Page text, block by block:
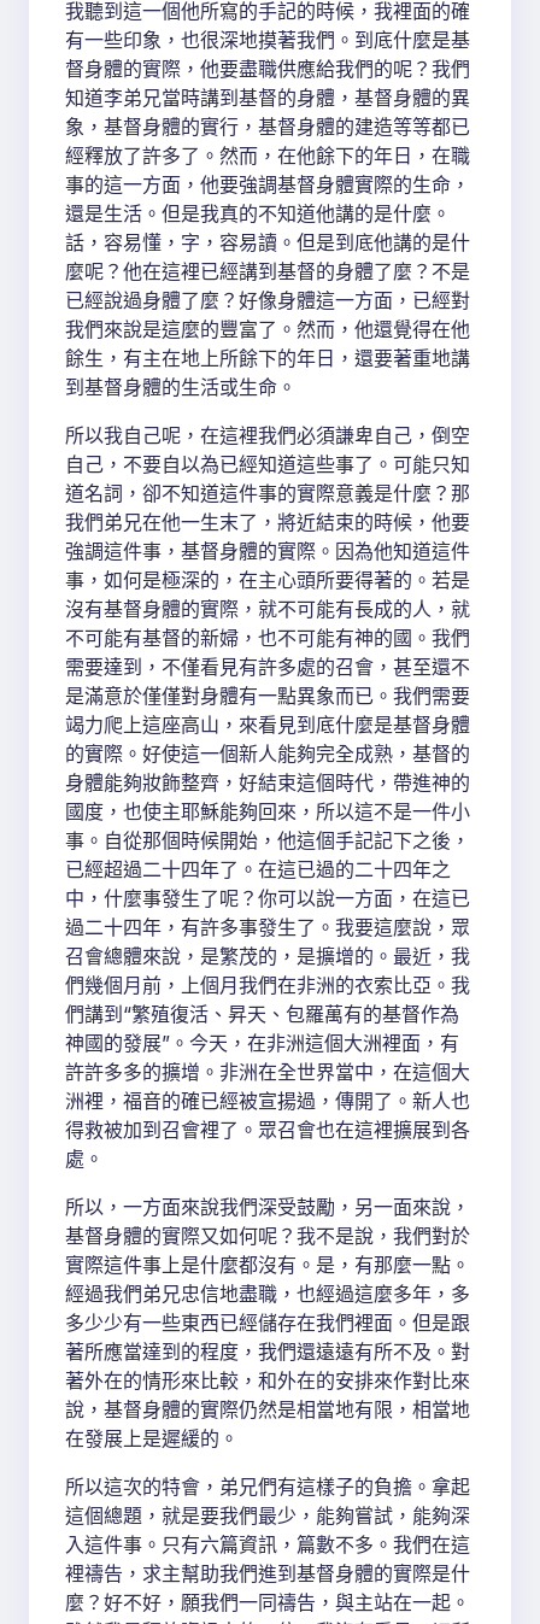
我聽到這一個他所寫的手記的時候，我裡面的確
有一些印象，也很深地摸著我們。到底什麼是基
督身體的實際，他要盡職供應給我們的呢？我們
知道李弟兄當時講到基督的身體，基督身體的異
象，基督身體的實行，基督身體的建造等等都已
經釋放了許多了。然而，在他餘下的年日，在職
事的這一方面，他要強調基督身體實際的生命，
還是生活。但是我真的不知道他講的是什麼。
話，容易懂，字，容易讀。但是到底他講的是什
麼呢？他在這裡已經講到基督的身體了麼？不是
已經說過身體了麼？好像身體這一方面，已經對
我們來說是這麼的豐富了。然而，他還覺得在他
餘生，有主在地上所餘下的年日，還要著重地講
到基督身體的生活或生命。
所以我自己呢，在這裡我們必須謙卑自己，倒空
自己，不要自以為已經知道這些事了。可能只知
道名詞，卻不知道這件事的實際意義是什麼？那
我們弟兄在他一生末了，將近結束的時候，他要
強調這件事，基督身體的實際。因為他知道這件
事，如何是極深的，在主心頭所要得著的。若是
沒有基督身體的實際，就不可能有長成的人，就
不可能有基督的新婦，也不可能有神的國。我們
需要達到，不僅看見有許多處的召會，甚至還不
是滿意於僅僅對身體有一點異象而已。我們需要
竭力爬上這座高山，來看見到底什麼是基督身體
的實際。好使這一個新人能夠完全成熟，基督的
身體能夠妝飾整齊，好結束這個時代，帶進神的
國度，也使主耶穌能夠回來，所以這不是一件小
事。自從那個時候開始，他這個手記記下之後，
已經超過二十四年了。在這已過的二十四年之
中，什麼事發生了呢？你可以說一方面，在這已
過二十四年，有許多事發生了。我要這麼說，眾
召會總體來說，是繁茂的，是擴增的。最近，我
們幾個月前，上個月我們在非洲的衣索比亞。我
們講到“繁殖復活、昇天、包羅萬有的基督作為
神國的發展”。今天，在非洲這個大洲裡面，有
許許多多的擴增。非洲在全世界當中，在這個大
洲裡，福音的確已經被宣揚過，傳開了。新人也
得救被加到召會裡了。眾召會也在這裡擴展到各
處。
所以，一方面來說我們深受鼓勵，另一面來說，
基督身體的實際又如何呢？我不是說，我們對於
實際這件事上是什麼都沒有。是，有那麼一點。
經過我們弟兄忠信地盡職，也經過這麼多年，多
多少少有一些東西已經儲存在我們裡面。但是跟
著所應當達到的程度，我們還遠遠有所不及。對
著外在的情形來比較，和外在的安排來作對比來
說，基督身體的實際仍然是相當地有限，相當地
在發展上是遲緩的。
所以這次的特會，弟兄們有這樣子的負擔。拿起
這個總題，就是要我們最少，能夠嘗試，能夠深
入這件事。只有六篇資訊，篇數不多。我們在這
裡禱告，求主幫助我們進到基督身體的實際是什
麼？好不好，願我們一同禱告，與主站在一起。